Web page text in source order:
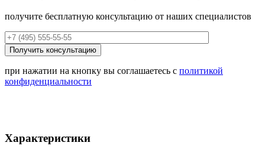
получите бесплатную консультацию от наших специалистов
при нажатии на кнопку вы соглашаетесь с политикой
конфиденциальности
Характеристики